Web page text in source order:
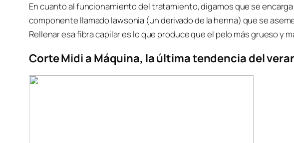
En cuanto al funcionamiento del tratamiento, digamos que se
componente llamado lawsonia (un derivado de la henna) que se
Rellenar esa fibra capilar es lo que produce que el pelo más grueso y
Corte Midi a Máquina, la última tendencia del